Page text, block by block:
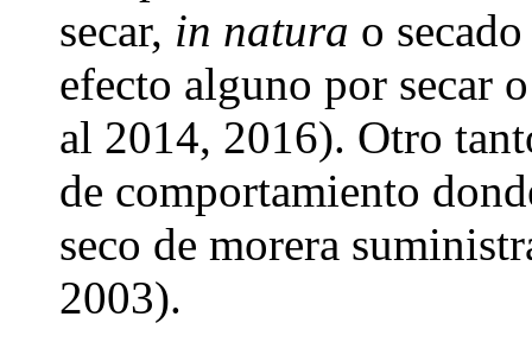
secar, in natura o
efecto alguno por secar
al 2014, 2016). Otro
de comportamiento
seco de morera
2003).